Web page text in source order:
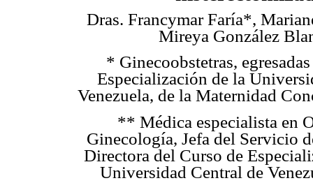
Dras. Francymar Faría*,
Mireya González
* Ginecoobstetras,
Especialización de la
Venezuela, de la Maternidad
** Médica especialista en
Ginecología, Jefa del Servicio
Directora del Curso de
Universidad Central de